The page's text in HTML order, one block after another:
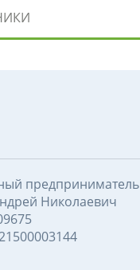
предприниматель
Николаевич